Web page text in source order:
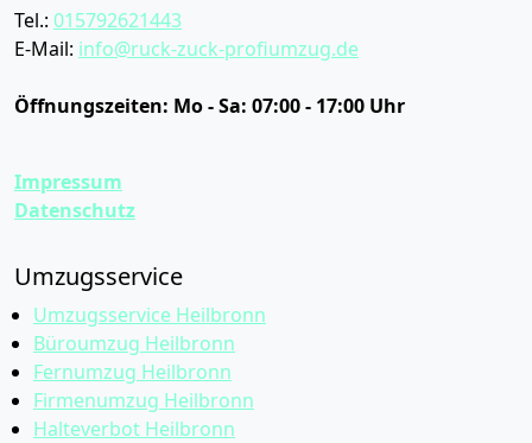
Tel.: 015792621443
E-Mail: info@ruck-zuck-profiumzug.de
Öffnungszeiten: Mo - Sa: 07:00 - 17:00 Uhr
Impressum
Datenschutz
Umzugsservice
Umzugsservice Heilbronn
Büroumzug Heilbronn
Fernumzug Heilbronn
Firmenumzug Heilbronn
Halteverbot Heilbronn